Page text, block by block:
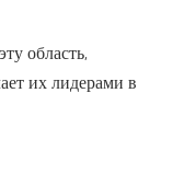
область,
их лидерами в